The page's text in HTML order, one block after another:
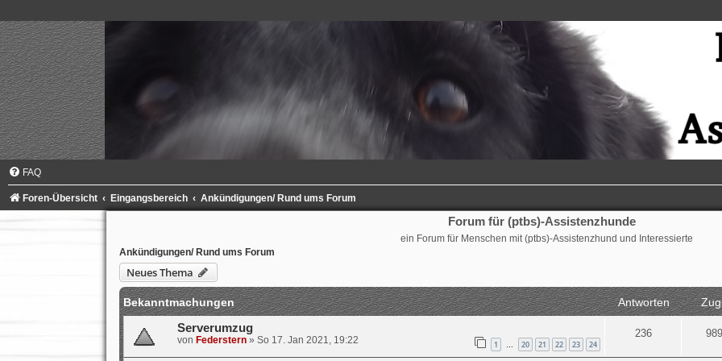
FAQ
Foren-Übersicht Eingangsbereich Ankündigungen/ Rund ums Forum
Forum für (ptbs)-Assistenzhunde
ein Forum für Menschen mit (ptbs)-Assistenzhund und Interessierte
Ankündigungen/ Rund ums Forum
Neues Thema
Bekanntmachungen Antworten
Serverumzug
von Federstern» So 17. Jan 2021, 19:22 1 … 20 21 22 23 24
236